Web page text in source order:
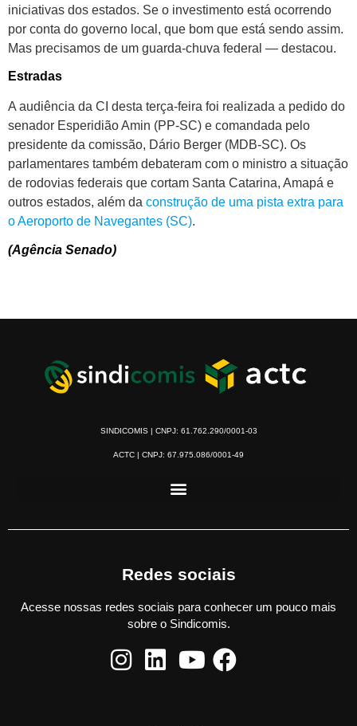
iniciativas dos estados. Se o investimento está ocorrendo
por conta do governo local, que bom que está sendo assim.
Mas precisamos de um guarda-chuva federal — destacou.
Estradas
A audiência da CI desta terça-feira foi realizada a pedido do
senador Esperidião Amin (PP-SC) e comandada pelo
presidente da comissão, Dário Berger (MDB-SC). Os
parlamentares também debateram com o ministro a situação
de rodovias federais que cortam Santa Catarina, Amapá e
outros estados, além da construção de uma pista extra para
o Aeroporto de Navegantes (SC).
(Agência Senado)
SINDICOMIS | CNPJ: 61.762.290/0001-03
ACTC | CNPJ: 67.975.086/0001-49
Redes sociais
Acesse nossas redes sociais para conhecer um pouco mais
sobre o Sindicomis.